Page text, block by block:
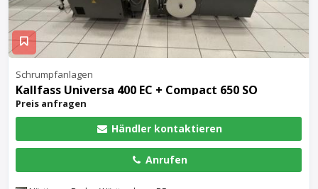
Schrumpfanlagen
Kallfass Universa 400 EC + Compact 650 SO
Preis anfragen
Händler kontaktieren
Anrufen